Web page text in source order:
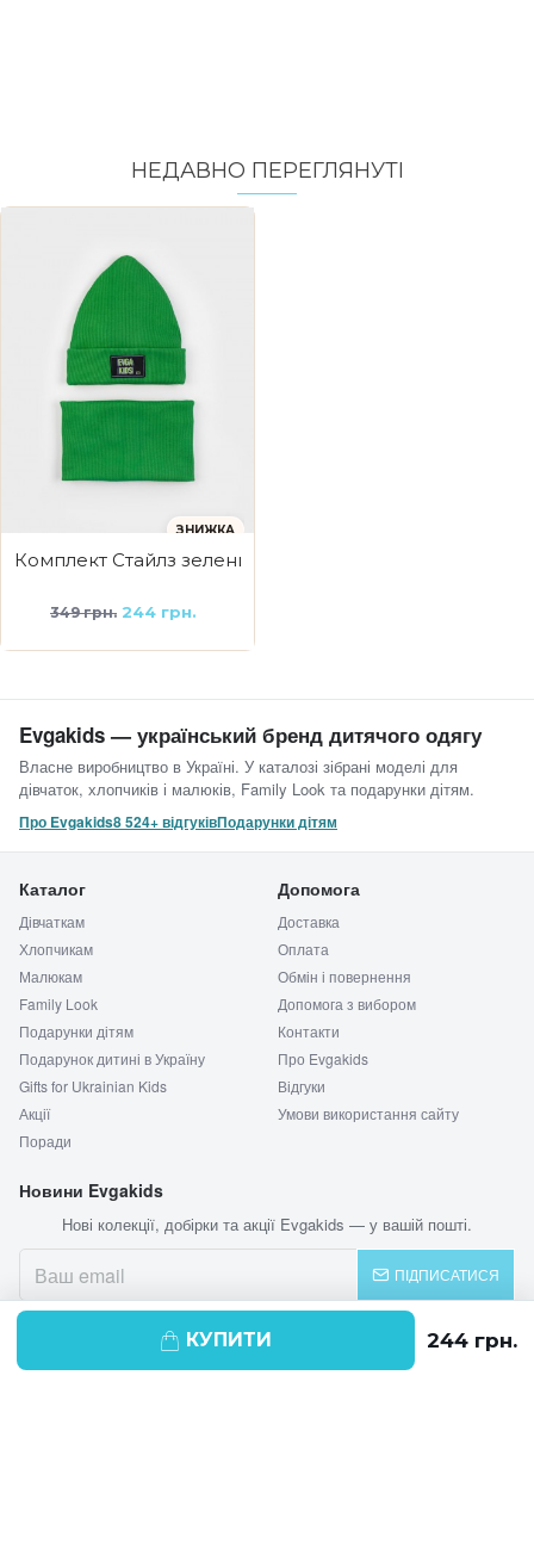
КУПИТИ
НЕДАВНО ПЕРЕГЛЯНУТI
ЗНИЖКА
Комплект Стайлз зелений
349 грн. 244 грн.
Evgakids — український бренд дитячого одягу
Власне виробництво в Україні. У каталозі зібрані моделі для
дівчаток, хлопчиків і малюків, Family Look та подарунки дітям.
Про Evgakids8 524+ відгуківПодарунки дітям
Каталог
Дівчаткам
Хлопчикам
Малюкам
Family Look
Подарунки дітям
Подарунок дитині в Україну
Gifts for Ukrainian Kids
Акції
Поради
Допомога
Доставка
Оплата
Обмін і повернення
Допомога з вибором
Контакти
Про Evgakids
Відгуки
Умови використання сайту
Новини Evgakids
Нові колекції, добірки та акції Evgakids — у вашій пошті.
ПІДПИСАТИСЯ